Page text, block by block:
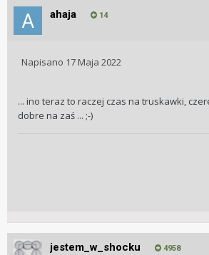
ahaja 14
Napisano 17 Maja 2022
... ino teraz to raczej czas na truskawki,
dobre na zaś ... ;-)
jestem_w_shocku 4958